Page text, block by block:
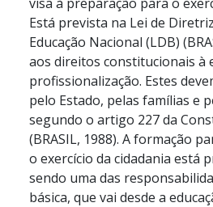
Está prevista na Lei de
Educação Nacional (LDB)
aos direitos constitucionais à
profissionalização. Estes
pelo Estado, pelas famílias e
segundo o artigo 227 da
(BRASIL, 1988). A formação
o exercício da cidadania está
sendo uma das
básica, que vai desde a